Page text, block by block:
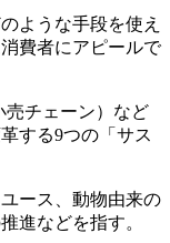
ような手段を使え
費者にアピールで
売チェーン）など
する9つの「サス
ース、動物由来の
進などを指す。